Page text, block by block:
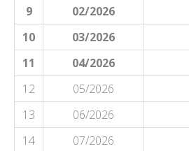
9
02/2026
10
03/2026
11
04/2026
12
05/2026
13
06/2026
14
07/2026